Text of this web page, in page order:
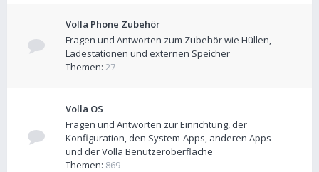
Volla Phone Zubehör
Fragen und Antworten zum Zubehör wie Hüllen,
Ladestationen und externen Speicher
Themen: 27
Volla OS
Fragen und Antworten zur Einrichtung, der
Konfiguration, den System-Apps, anderen Apps
und der Volla Benutzeroberfläche
Themen: 869